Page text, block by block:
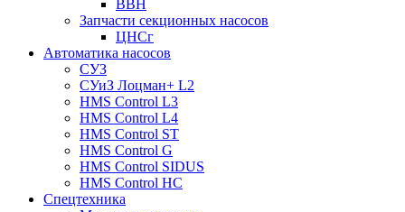
ВВН
Запчасти секционных насосов
ЦНСг
Автоматика насосов
СУЗ
СУиЗ Лоцман+ L2
HMS Control L3
HMS Control L4
HMS Control ST
HMS Control G
HMS Control SIDUS
HMS Control HC
Спецтехника